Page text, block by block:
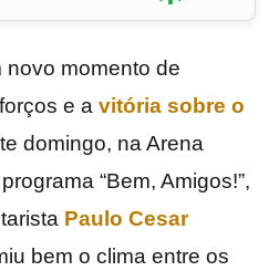
novo momento de
e a vitória sobre o
domingo, na Arena
“Bem, Amigos!”,
Paulo Cesar
bem o clima entre os